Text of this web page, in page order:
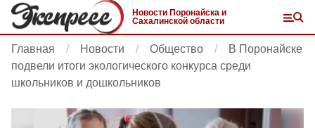
Новости Поронайска и
Сахалинской области
Главная Новости Общество
В Поронайске
подвели итоги экологического конкурса среди
школьников и дошкольников